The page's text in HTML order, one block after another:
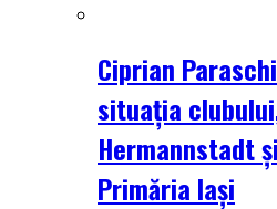
Ciprian
situația
Hermannstadt
Primăria Iași